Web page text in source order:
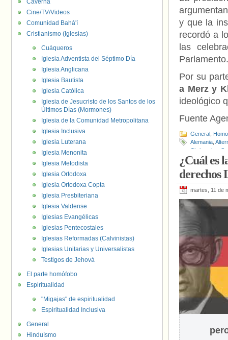
y que la
recordó a
las
Parlamento.
Por su
a Merz y
ideológico
Fuente
General
Alemania
Christopher
Karl
Alemán (SPD),
¿Cuál es
derechos
martes, 11 de
Caverna
Cine/TV/Videos
Comunidad Bahá'í
Cristianismo (Iglesias)
Cuáqueros
Iglesia Adventista del Séptimo Día
Iglesia Anglicana
Iglesia Bautista
Iglesia Católica
Iglesia de Jesucristo de los Santos de los
Últimos Días (Mormones)
Iglesia de la Comunidad Metropolitana
Iglesia Inclusiva
Iglesia Luterana
Iglesia Menonita
Iglesia Metodista
Iglesia Ortodoxa
Iglesia Ortodoxa Copta
Iglesia Presbiteriana
Iglesia Valdense
Iglesias Evangélicas
Iglesias Pentecostales
Iglesias Reformadas (Calvinistas)
Iglesias Unitarias y Universalistas
Testigos de Jehová
El parte homófobo
Espiritualidad
"Migajas" de espiritualidad
Espiritualidad Inclusiva
General
Hinduísmo